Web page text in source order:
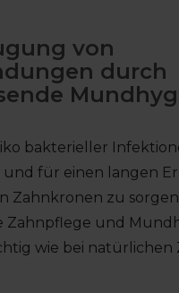
von
durch
bakterieller
für einen langen
Zahnkronen zu
Zahnpflege und
wie bei natürlichen